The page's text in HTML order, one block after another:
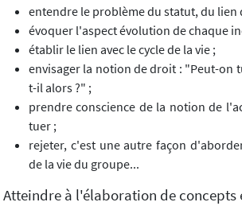
entendre le problème du statut, du lien
évoquer l'aspect évolution de chaque
établir le lien avec le cycle de la vie ;
envisager la notion de droit : "Peut-on
t-il alors ?" ;
prendre conscience de la notion de
tuer ;
rejeter, c'est une autre façon
de la vie du groupe...
Atteindre à l'élaboration de concepts